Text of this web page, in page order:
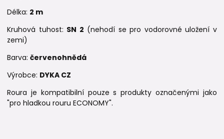
Délka: 2 m
Kruhová tuhost: SN 2 (nehodí se pro vodorovné uložení v
zemi)
Barva: červenohnědá
Výrobce: DYKA CZ
Roura je kompatibilní pouze s produkty označenými jako
"pro hladkou rouru ECONOMY".